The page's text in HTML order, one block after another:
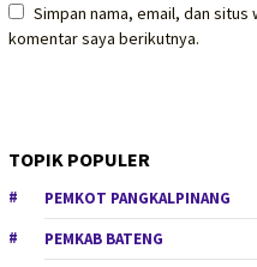
Simpan nama, email, dan
komentar saya berikutnya.
TOPIK POPULER
PEMKOT PANGKALPINANG
PEMKAB BATENG